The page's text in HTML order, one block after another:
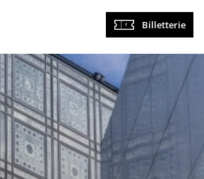
Navigation
principale
Billetterie